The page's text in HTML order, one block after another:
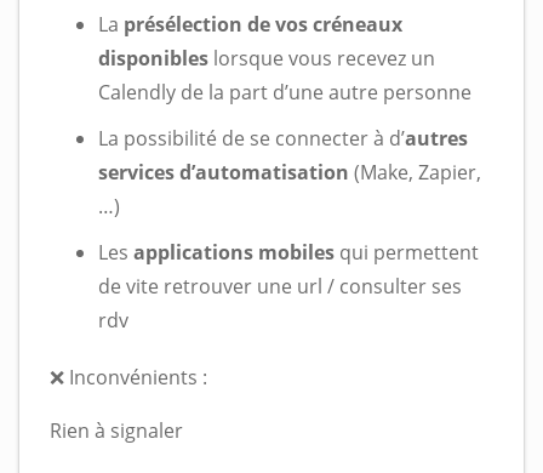
La présélection de vos créneaux
disponibles lorsque vous recevez un
Calendly de la part d’une autre personne
La possibilité de se connecter à d’autres
services d’automatisation (Make, Zapier,
…)
Les applications mobiles qui permettent
de vite retrouver une url / consulter ses
rdv
❌ Inconvénients :
Rien à signaler